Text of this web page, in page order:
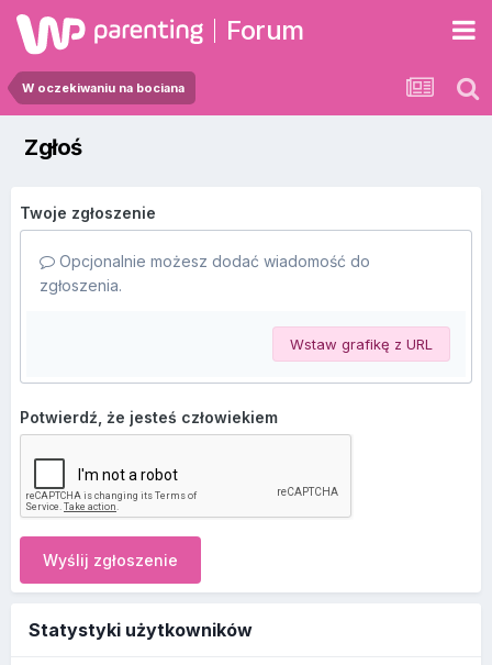
Forum
W oczekiwaniu na bociana
Zgłoś
Twoje zgłoszenie
Opcjonalnie możesz dodać wiadomość do
zgłoszenia.
Wstaw grafikę z URL
Potwierdź, że jesteś człowiekiem
Wyślij zgłoszenie
Statystyki użytkowników